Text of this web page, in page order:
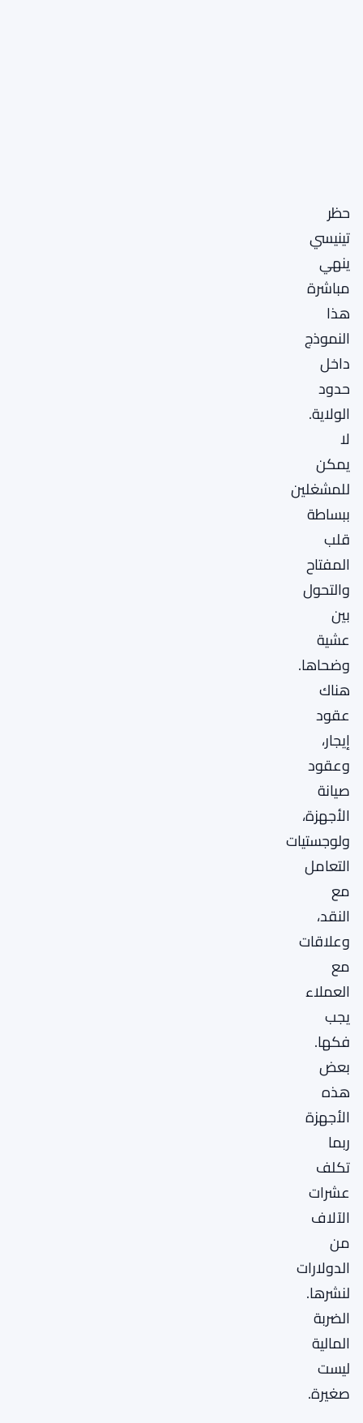
حظر
تينيسي
ينهي
مباشرة
هذا
النموذج
داخل
حدود
الولاية.
لا
يمكن
للمشغلين
ببساطة
قلب
المفتاح
والتحول
بين
عشية
وضحاها.
هناك
عقود
إيجار،
وعقود
صيانة
الأجهزة،
ولوجستيات
التعامل
مع
النقد،
وعلاقات
مع
العملاء
يجب
فكها.
بعض
هذه
الأجهزة
ربما
تكلف
عشرات
الآلاف
من
الدولارات
لنشرها.
الضربة
المالية
ليست
صغيرة.